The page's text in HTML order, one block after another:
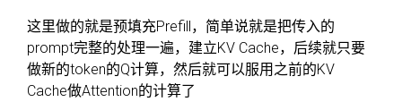
这里做的就是预填充Prefill，简单说就是把传入的
prompt完整的处理一遍，建立KV Cache，后续就只要
做新的token的Q计算，然后就可以服用之前的KV
Cache做Attention的计算了